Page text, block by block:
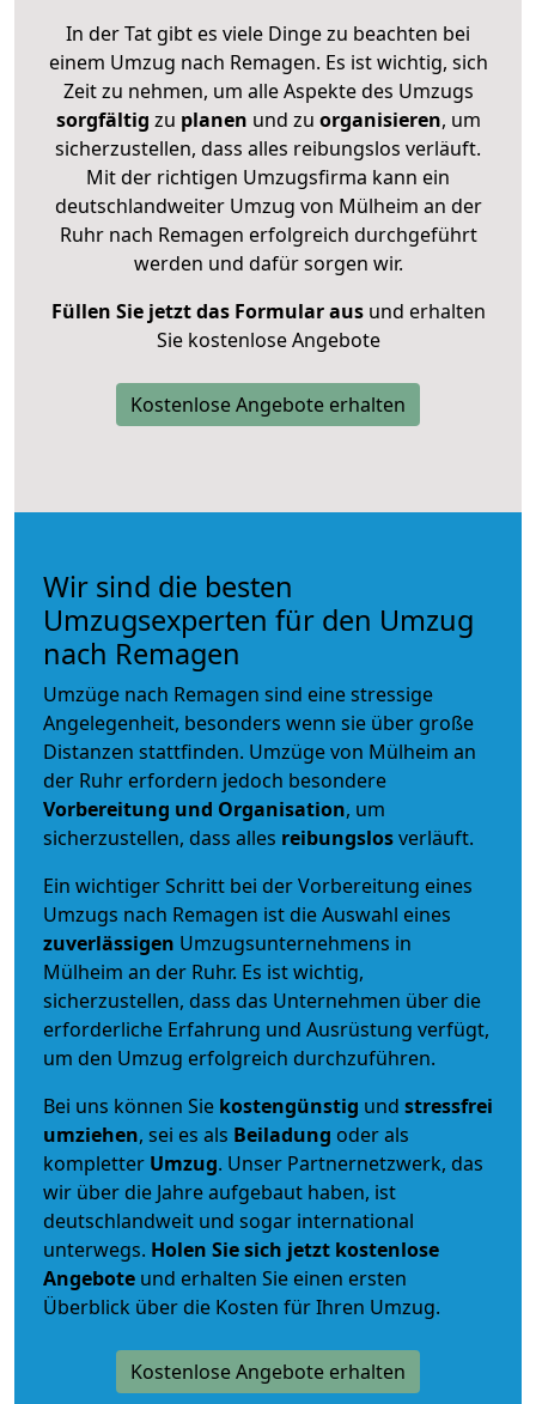
In der Tat gibt es viele Dinge zu beachten bei
einem Umzug nach Remagen. Es ist wichtig, sich
Zeit zu nehmen, um alle Aspekte des Umzugs
sorgfältig zu planen und zu organisieren, um
sicherzustellen, dass alles reibungslos verläuft.
Mit der richtigen Umzugsfirma kann ein
deutschlandweiter Umzug von Mülheim an der
Ruhr nach Remagen erfolgreich durchgeführt
werden und dafür sorgen wir.
Füllen Sie jetzt das Formular ausund erhalten
Sie kostenlose Angebote
Kostenlose Angebote erhalten
Wir sind die besten
Umzugsexperten für den Umzug
nach Remagen
Umzüge nach Remagen sind eine stressige
Angelegenheit, besonders wenn sie über große
Distanzen stattfinden. Umzüge von Mülheim an
der Ruhr erfordern jedoch besondere
Vorbereitung und Organisation, um
sicherzustellen, dass alles reibungslosverläuft.
Ein wichtiger Schritt bei der Vorbereitung eines
Umzugs nach Remagen ist die Auswahl eines
zuverlässigen Umzugsunternehmens in
Mülheim an der Ruhr. Es ist wichtig,
sicherzustellen, dass das Unternehmen über die
erforderliche Erfahrung und Ausrüstung verfügt,
um den Umzug erfolgreich durchzuführen.
Bei uns können Sie kostengünstig und stressfrei
umziehen, sei es als Beiladung oder als
kompletter Umzug. Unser Partnernetzwerk, das
wir über die Jahre aufgebaut haben, ist
deutschlandweit und sogar international
unterwegs. Holen Sie sich jetzt kostenlose
Angebote und erhalten Sie einen ersten
Überblick über die Kosten für Ihren Umzug.
Kostenlose Angebote erhalten